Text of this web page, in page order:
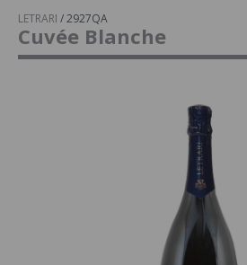
LETRARI /2927QA
Cuvée Blanche